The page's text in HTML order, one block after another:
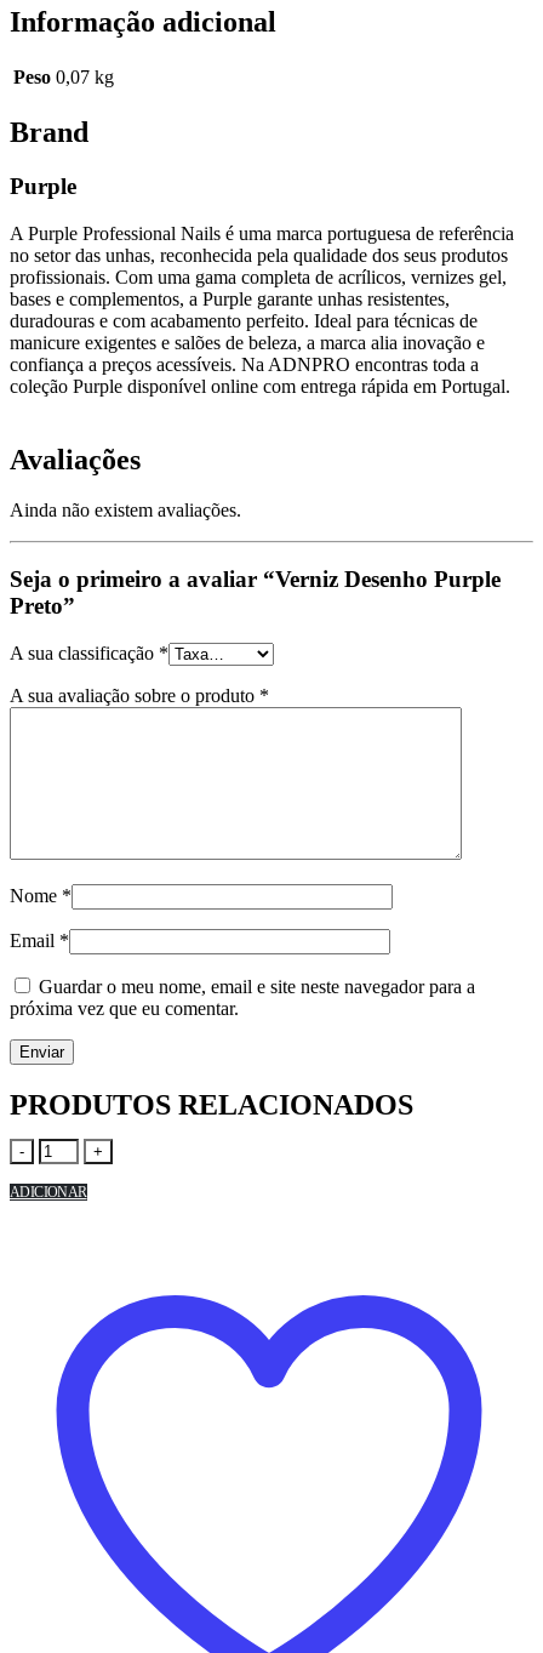
Informação adicional
Peso 0,07 kg
Brand
Purple
A Purple Professional Nails é uma marca portuguesa de referência
no setor das unhas, reconhecida pela qualidade dos seus produtos
profissionais. Com uma gama completa de acrílicos, vernizes gel,
bases e complementos, a Purple garante unhas resistentes,
duradouras e com acabamento perfeito. Ideal para técnicas de
manicure exigentes e salões de beleza, a marca alia inovação e
confiança a preços acessíveis. Na ADNPRO encontras toda a
coleção Purple disponível online com entrega rápida em Portugal.
Avaliações
Ainda não existem avaliações.
Seja o primeiro a avaliar “Verniz Desenho Purple
Preto”
A sua classificação *
A sua avaliação sobre o produto *
Nome *
Email *
Guardar o meu nome, email e site neste navegador para a
próxima vez que eu comentar.
PRODUTOS RELACIONADOS
- +
ADICIONAR